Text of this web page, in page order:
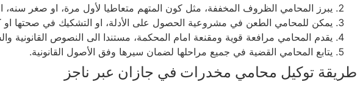
يبرز المحامي الظروف المخففة، مثل كون المتهم متعاطيا لأول مرة، او صغر سنه،
يمكن للمحامي الطعن في مشروعية الحصول على الأدلة، او التشكيك في صحتها او
يقدم المحامي مرافعة قوية ومقنعة امام المحكمة، مستندا الى النصوص القانونية
يتابع المحامي القضية في جميع مراحلها لضمان سيرها وفق الأصول القانونية.
طريقة توكيل محامي مخدرات في جازان عبر ناجز